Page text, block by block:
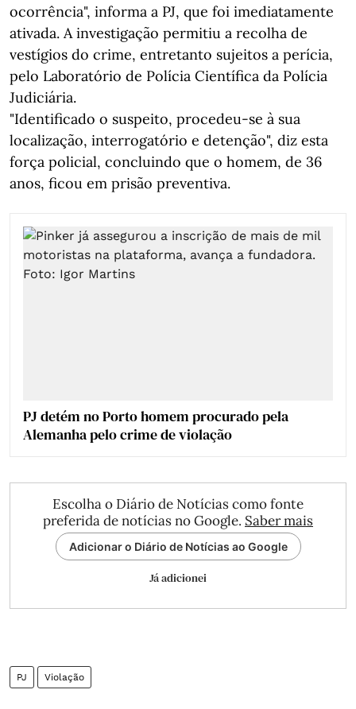
ocorrência", informa a PJ, que foi imediatamente
ativada. A investigação permitiu a recolha de
vestígios do crime, entretanto sujeitos a perícia,
pelo Laboratório de Polícia Científica da Polícia
Judiciária.
"Identificado o suspeito, procedeu-se à sua
localização, interrogatório e detenção", diz esta
força policial, concluindo que o homem, de 36
anos, ficou em prisão preventiva.
PJ detém no Porto homem procurado pela
Alemanha pelo crime de violação
Escolha o Diário de Notícias como fonte
preferida de notícias no Google. Saber mais
Adicionar o Diário de Notícias ao Google
Já adicionei
PJ Violação